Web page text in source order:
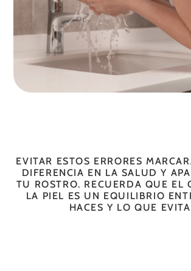
EVITAR ESTOS ERRORES
DIFERENCIA EN LA SALUD Y
TU ROSTRO. RECUERDA QUE EL
LA PIEL ES UN EQUILIBRIO
HACES Y LO QUE